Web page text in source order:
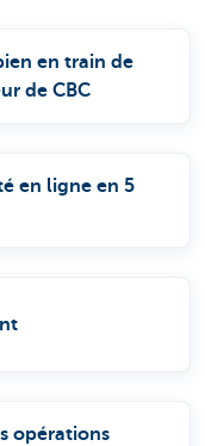
en train de
de CBC
en ligne en 5
opérations